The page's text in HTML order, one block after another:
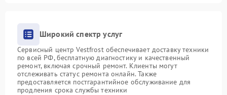
Широкий спектр услуг
Сервисный центр Vestfrost обеспечивает доставку техники
по всей РФ, бесплатную диагностику и качественный
ремонт, включая срочный ремонт. Клиенты могут
отслеживать статус ремонта онлайн. Также
предоставляется постгарантийное обслуживание для
продления срока службы техники